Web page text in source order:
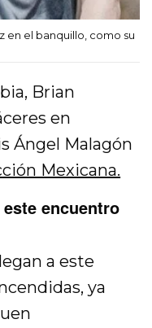
en el banquillo, como su
Brian
en
Ángel Malagón
Mexicana.
encuentro
a este
ya